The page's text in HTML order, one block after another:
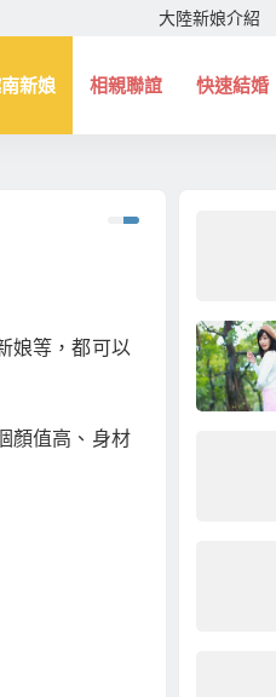
大陸新娘介紹
新娘 相親聯誼 快速結婚
娘等，都可以
顏值高、身材